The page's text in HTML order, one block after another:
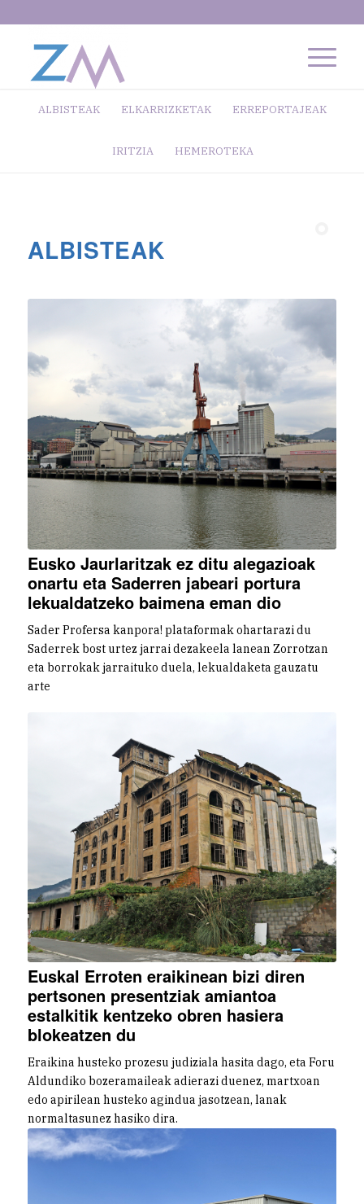
ALBISTEAK ELKARRIZKETAK ERREPORTAJEAK
IRITZIA HEMEROTEKA
ALBISTEAK
Eusko Jaurlaritzak ez ditu alegazioak
onartu eta Saderren jabeari portura
lekualdatzeko baimena eman dio
Sader Profersa kanpora! plataformak ohartarazi du
Saderrek bost urtez jarrai dezakeela lanean Zorrotzan
eta borrokak jarraituko duela, lekualdaketa gauzatu
arte
Euskal Erroten eraikinean bizi diren
pertsonen presentziak amiantoa
estalkitik kentzeko obren hasiera
blokeatzen du
Eraikina husteko prozesu judiziala hasita dago, eta Foru
Aldundiko bozeramaileak adierazi duenez, martxoan
edo apirilean husteko agindua jasotzean, lanak
normaltasunez hasiko dira.